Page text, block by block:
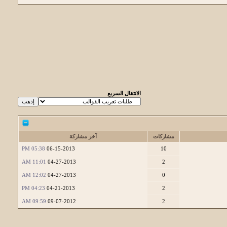
الانتقال السريع
مشاركات
آخر مشاركة
10
06-15-2013
05:38 PM
2
04-27-2013
11:01 AM
0
04-27-2013
12:02 AM
2
04-21-2013
04:23 PM
2
09-07-2012
09:59 AM